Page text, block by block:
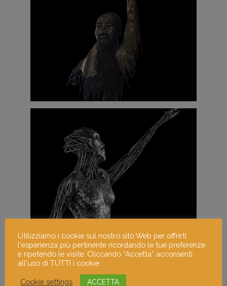
Utilizziamo i cookie sul nostro sito Web per offrirti
l'esperienza più pertinente ricordando le tue preferenze
e ripetendo le visite. Cliccando “Accetta” acconsenti
all'uso di TUTTI i cookie.
Cookie settings ACCETTA